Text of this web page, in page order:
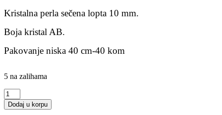
Kristalna perla sečena lopta 10 mm.
Boja kristal AB.
Pakovanje niska 40 cm-40 kom
5 na zalihama
Kristalna
perla
sečena
Dodaj u korpu